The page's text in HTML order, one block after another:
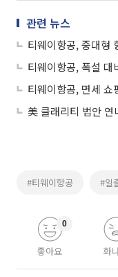
관련 뉴스
티웨이항공, 면세 쇼
#티웨이항공 #일
좋아요
0
화